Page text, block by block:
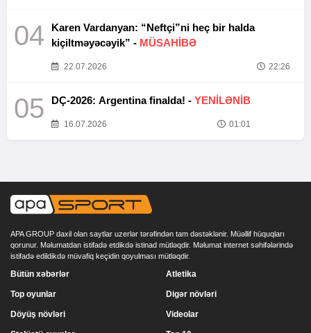
04
Karen Vardanyan: “Neftçi”ni heç bir halda
kiçiltməyəcəyik” - MÜSAHİBƏ
22.07.2026 22:26
05 DÇ-2026: Argentina finalda! - YENİLƏNİB
16.07.2026 01:01
APA GROUP daxil olan saytlar uzerlər tərəfindən tam dəstəklənir. Müəllif hüquqları
qorunur. Məlumatdan istifadə etdikdə istinad mütləqdir. Məlumat internet səhifələrində
istifadə edildikdə müvafiq keçidin qoyulması mütləqdir.
Bütün xəbərlər
Top oyunlar
Döyüş növləri
Atletika
Digər növləri
Videolar